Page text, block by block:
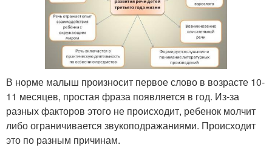
В норме малыш произносит первое слово в возрасте 10-
11 месяцев, простая фраза появляется в год. Из-за
разных факторов этого не происходит, ребенок молчит
либо ограничивается звукоподражаниями. Происходит
это по разным причинам.